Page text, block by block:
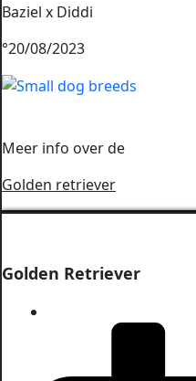
Baziel x Diddi
°20/08/2023
Meer info over de
Golden retriever
Golden Retriever